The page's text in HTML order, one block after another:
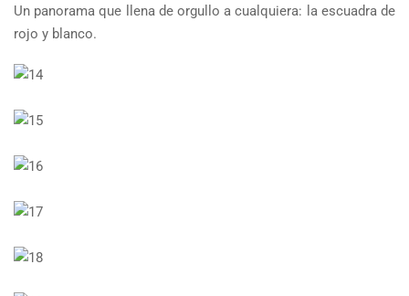
Un panorama que llena de orgullo a cualquiera: la escuadra de
rojo y blanco.